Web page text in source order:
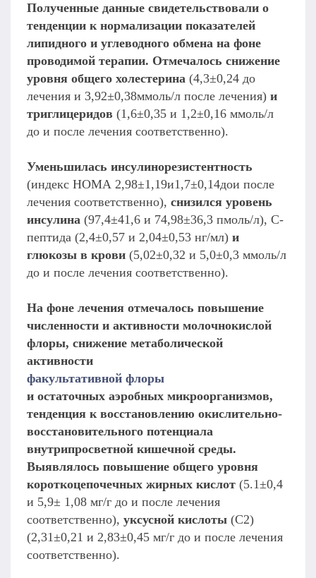
Полученные данные свидетельствовали о
тенденции к нормализации показателей
липидного и углеводного обмена на фоне
проводимой терапии. Отмечалось снижение
уровня общего холестерина (4,3±0,24 до
лечения и 3,92±0,38ммоль/л после лечения)и
триглицеридов (1,6±0,35 и 1,2±0,16 ммоль/л
до и после лечения соответственно).
Уменьшилась инсулинорезистентность
(индекс НОМА 2,98±1,19и1,7±0,14дои после
лечения соответственно),снизился уровень
инсулина (97,4±41,6 и 74,98±36,3 пмоль/л), С-
пептида (2,4±0,57 и 2,04±0,53 нг/мл)и
глюкозы в крови (5,02±0,32 и 5,0±0,3 ммоль/л
до и после лечения соответственно).
На фоне лечения отмечалось повышение
численности и активности молочнокислой
флоры, снижение метаболической
активности
факультативной флоры
и остаточных аэробных микроорганизмов,
тенденция к восстановлению окислительно-
восстановительного потенциала
внутрипросветной кишечной среды.
Выявлялось повышение общего уровня
короткоцепочечных жирных кислот (5.1±0,4
и 5,9± 1,08 мг/г до и после лечения
соответственно),уксусной кислоты (С2)
(2,31±0,21 и 2,83±0,45 мг/г до и после лечения
соответственно).